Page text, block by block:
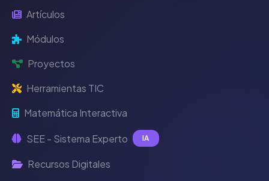
Artículos
Módulos
Proyectos
Herramientas TIC
Matemática Interactiva
SEE - Sistema Experto IA
Recursos Digitales